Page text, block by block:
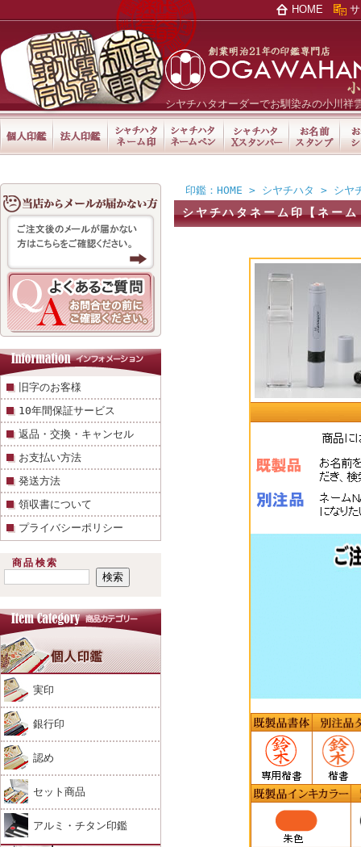
シヤチハタオーダーでお馴染みの小川祥
HOME
旧字のお客様
10年間保証サービス
返品・交換・キャンセル
お支払い方法
発送方法
領収書について
プライバシーポリシー
商品検索
実印
銀行印
認め
セット商品
アルミ・チタン印鑑
印鑑：HOME > シヤチハタ > シヤ
シヤチハタネーム印【ネーム